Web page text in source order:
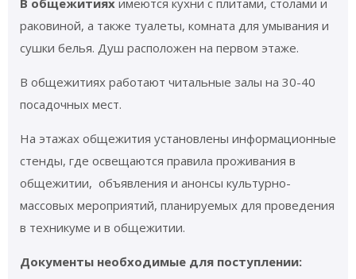
В общежитиях имеются кухни с плитами, столами и
раковиной, а также туалеты, комната для умывания и
сушки белья. Душ расположен на первом этаже.
В общежитиях работают читальные залы на 30-40
посадочных мест.
На этажах общежития установлены информационные
стенды, где освещаются правила проживания в
общежитии, объявления и анонсы культурно-
массовых мероприятий, планируемых для проведения
в техникуме и в общежитии.
Документы необходимые для поступлении: